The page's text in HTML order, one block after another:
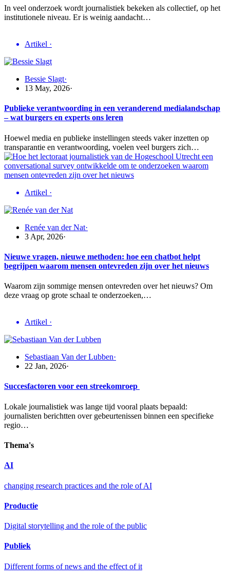
In veel onderzoek wordt journalistiek bekeken als collectief, op het
institutionele niveau. Er is weinig aandacht…
Artikel ·
Bessie Slagt·
13 May, 2026·
Publieke verantwoording in een veranderend medialandschap
– wat burgers en experts ons leren
Hoewel media en publieke instellingen steeds vaker inzetten op
transparantie en verantwoording, voelen veel burgers zich…
Artikel ·
Renée van der Nat·
3 Apr, 2026·
Nieuwe vragen, nieuwe methoden: hoe een chatbot helpt
begrijpen waarom mensen ontevreden zijn over het nieuws
Waarom zijn sommige mensen ontevreden over het nieuws? Om
deze vraag op grote schaal te onderzoeken,…
Artikel ·
Sebastiaan Van der Lubben·
22 Jan, 2026·
Succesfactoren voor een streekomroep
Lokale journalistiek was lange tijd vooral plaats bepaald:
journalisten berichtten over gebeurtenissen binnen een specifieke
regio…
Thema's
AI
changing research practices and the role of AI
Productie
Digital storytelling and the role of the public
Publiek
Different forms of news and the effect of it